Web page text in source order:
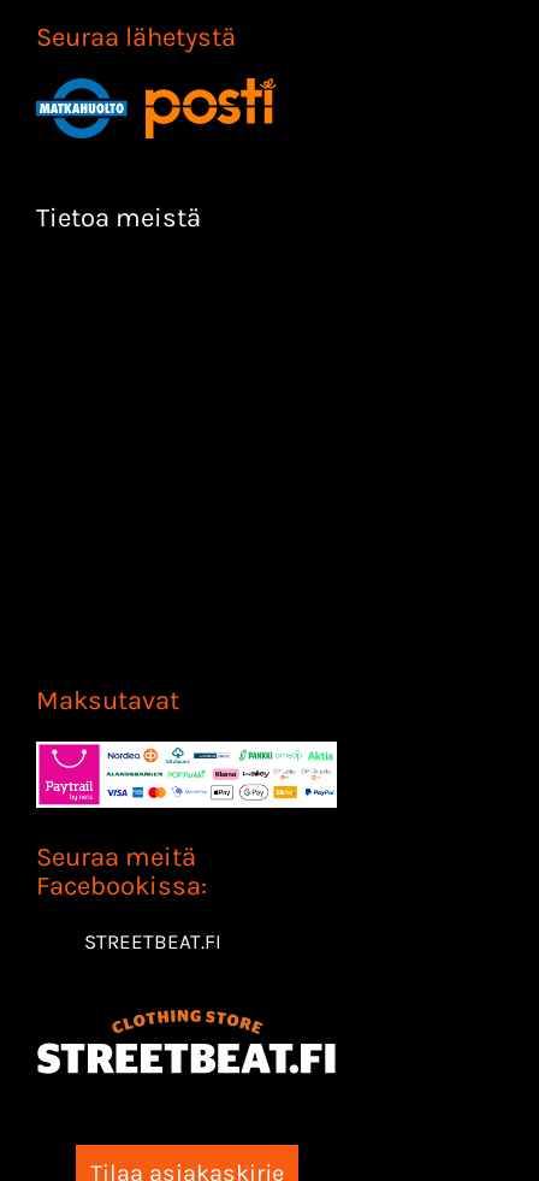
Seuraa lähetystä
Tietoa meistä
Maksutavat
Seuraa meitä
Facebookissa:
STREETBEAT.FI